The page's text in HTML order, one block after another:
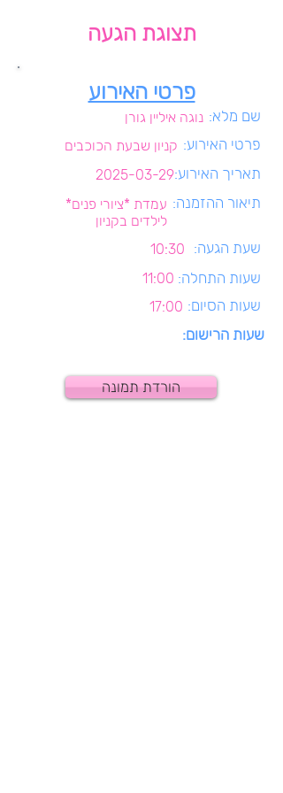
תצוגת הגעה
פרטי האירוע
נוגה איליין גורן שם מלא:
קניון שבעת הכוכבים פרטי האירוע:
2025-03-29תאריך האירוע:
עמדת *ציורי פנים*
לילדים בקניון
תיאור ההזמנה:
10:30 שעת הגעה:
11:00 שעות התחלה:
17:00 שעות הסיום:
שעות הרישום:
הורדת תמונה